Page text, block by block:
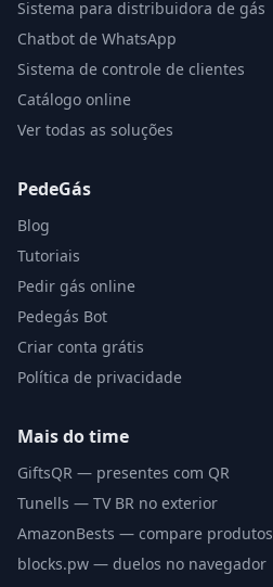
Sistema para distribuidora de gás
Chatbot de WhatsApp
Sistema de controle de clientes
Catálogo online
Ver todas as soluções
PedeGás
Blog
Tutoriais
Pedir gás online
Pedegás Bot
Criar conta grátis
Política de privacidade
Mais do time
GiftsQR — presentes com QR
Tunells — TV BR no exterior
AmazonBests — compare produtos
blocks.pw — duelos no navegador